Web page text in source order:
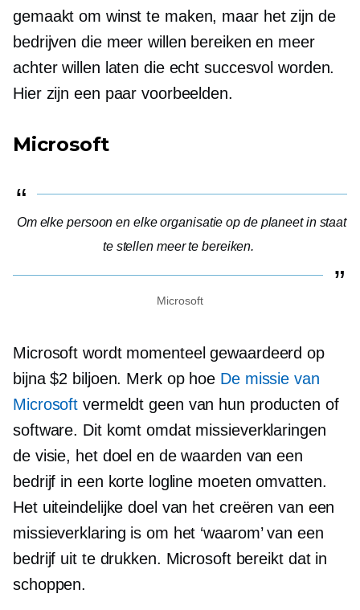
gemaakt om winst te maken, maar het zijn de
bedrijven die meer willen bereiken en meer
achter willen laten die echt succesvol worden.
Hier zijn een paar voorbeelden.
Microsoft
Om elke persoon en elke organisatie op de planeet in staat
te stellen meer te bereiken.
Microsoft
Microsoft wordt momenteel gewaardeerd op
bijna $2 biljoen. Merk op hoe De missie van
Microsoft vermeldt geen van hun producten of
software. Dit komt omdat missieverklaringen
de visie, het doel en de waarden van een
bedrijf in een korte logline moeten omvatten.
Het uiteindelijke doel van het creëren van een
missieverklaring is om het ‘waarom’ van een
bedrijf uit te drukken. Microsoft bereikt dat in
schoppen.